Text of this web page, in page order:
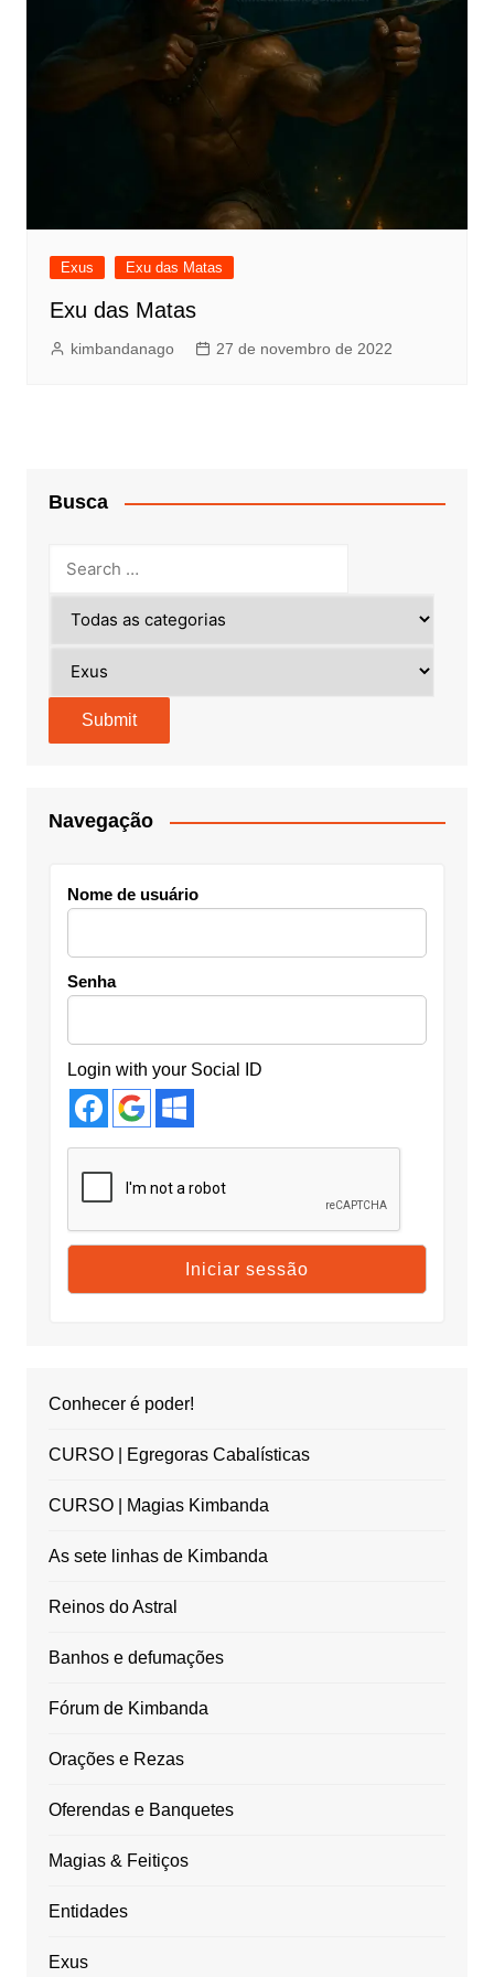
Exus Exu das Matas
Exu das Matas
kimbandanago 27 de novembro de 2022
Busca
Navegação
Nome de usuário
Senha
Login with your Social ID
Conhecer é poder!
CURSO | Egregoras Cabalísticas
CURSO | Magias Kimbanda
As sete linhas de Kimbanda
Reinos do Astral
Banhos e defumações
Fórum de Kimbanda
Orações e Rezas
Oferendas e Banquetes
Magias & Feitiços
Entidades
Exus